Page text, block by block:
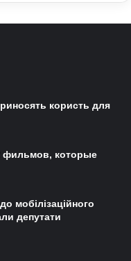
користь для
фильмов, которые
мобілізаційного
депутати